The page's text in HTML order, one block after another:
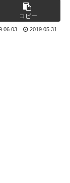
コピー
2019.05.31